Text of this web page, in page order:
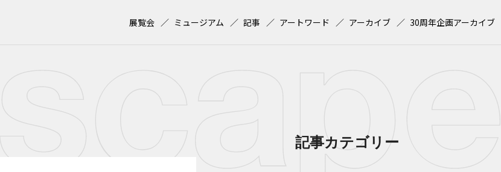
展覧会 ミュージアム 記事 アートワード アーカイブ 30周年企画アーカイブ
記事カテゴリー